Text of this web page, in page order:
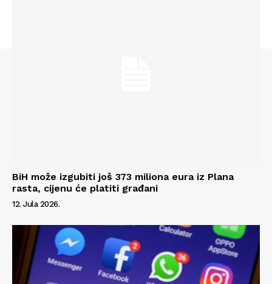
Info
O nama
Kontakt
Impressum
BiH može izgubiti još 373 miliona eura iz Plana
rasta, cijenu će platiti građani
12. Jula 2026.